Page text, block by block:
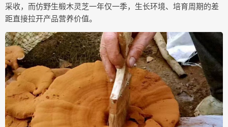
采收，而仿野生椴木灵芝一年仅一季，生长环境、培育周期的差
距直接拉开产品营养价值。